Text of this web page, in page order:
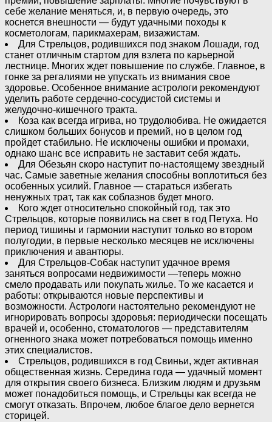
себе желание меняться, и, в первую очередь, это
коснется внешности — будут удачными походы к
косметологам, парикмахерам, визажистам.
Для Стрельцов, родившихся под знаком Лошади, год
станет отличным стартом для взлета по карьерной
лестнице. Многих ждет повышение по службе. Главное, в
гонке за регалиями не упускать из внимания свое
здоровье. Особенное внимание астрологи рекомендуют
уделить работе сердечно-сосудистой системы и
желудочно-кишечного тракта.
Коза как всегда игрива, но трудолюбива. Не ожидается
слишком больших бонусов и премий, но в целом год
пройдет стабильно. Не исключены ошибки и промахи,
однако шанс все исправить не заставит себя ждать.
Для Обезьян скоро наступит по-настоящему звездный
час. Самые заветные желания способны воплотиться без
особенных усилий. Главное — стараться избегать
ненужных трат, так как соблазнов будет много.
Кого ждет относительно спокойный год, так это
Стрельцов, которые появились на свет в год Петуха. Но
период тишины и гармонии наступит только во втором
полугодии, в первые несколько месяцев не исключены
приключения и авантюры.
Для Стрельцов-Собак наступит удачное время
заняться вопросами недвижимости —теперь можно
смело продавать или покупать жилье. То же касается и
работы: открываются новые перспективы и
возможности. Астрологи настоятельно рекомендуют не
игнорировать вопросы здоровья: периодически посещать
врачей и, особенно, стоматологов — представителям
огненного знака может потребоваться помощь именно
этих специалистов.
Стрельцов, родившихся в год Свиньи, ждет активная
общественная жизнь. Середина года — удачный момент
для открытия своего бизнеса. Близким людям и друзьям
может понадобиться помощь, и Стрельцы как всегда не
смогут отказать. Впрочем, любое благое дело вернется
сторицей.